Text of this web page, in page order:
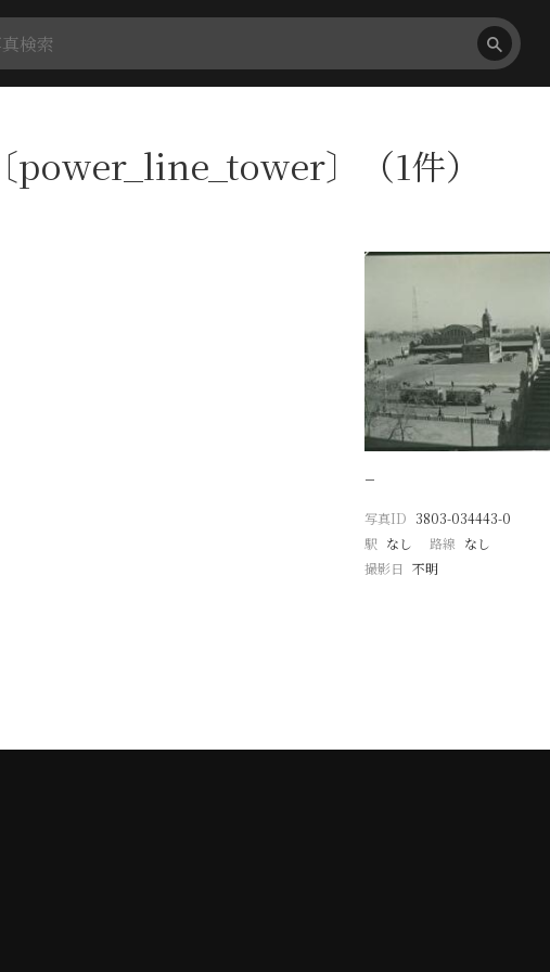
power_line_tower〕（1件）
−
写真ID 3803-034443-0
駅 なし 路線 なし
撮影日 不明